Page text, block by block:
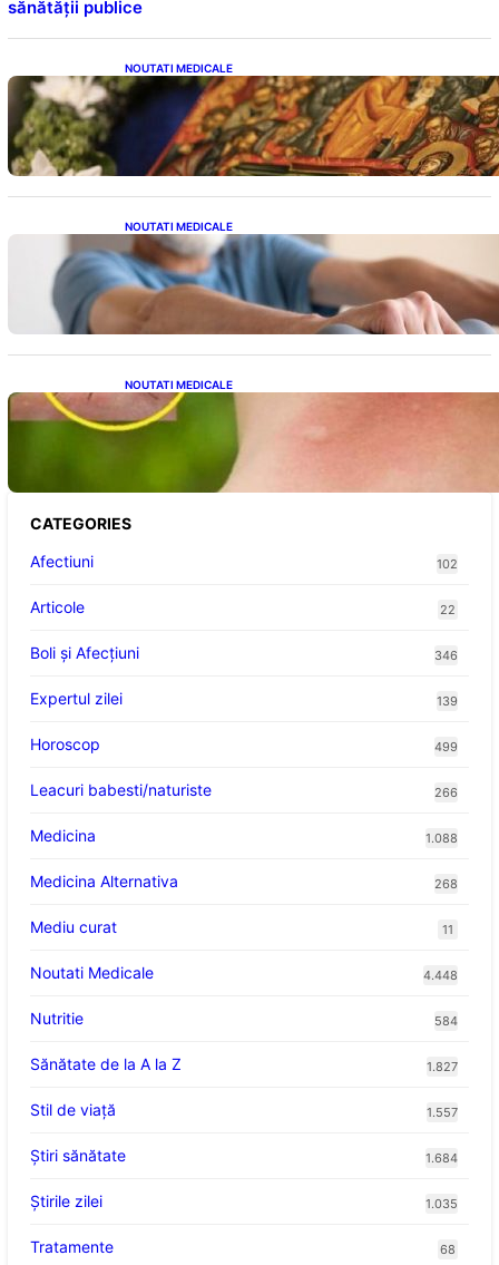
sănătății publice
NOUTATI MEDICALE
Postul Adormirii Maicii Domnului: Tradiții,
Superstiții și Implicații Spiritualitate în 2026
NOUTATI MEDICALE
Îmbunătățirea sănătății cardiovasculare:
Patru exerciții simple pentru reducerea
tensiunii arteriale la domiciliu
NOUTATI MEDICALE
Cum bacteriile pielii influențează atracția
țânțarilor: O nouă viziune asupra alegerii
CATEGORIES
Afectiuni
102
Articole 22
Boli și Afecțiuni 346
Expertul zilei 139
Horoscop 499
Leacuri babesti/naturiste 266
Medicina 1.088
Medicina Alternativa 268
Mediu curat 11
Noutati Medicale 4.448
Nutritie 584
Sănătate de la A la Z 1.827
Stil de viaţă 1.557
Ştiri sănătate 1.684
Știrile zilei 1.035
Tratamente 68